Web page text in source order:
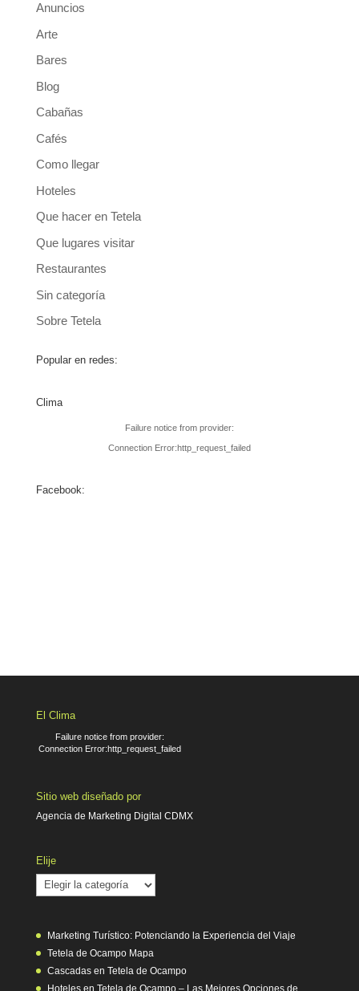
Anuncios
Arte
Bares
Blog
Cabañas
Cafés
Como llegar
Hoteles
Que hacer en Tetela
Que lugares visitar
Restaurantes
Sin categoría
Sobre Tetela
Popular en redes:
Clima
Failure notice from provider:
Connection Error:http_request_failed
Facebook:
El Clima
Failure notice from provider:
Connection Error:http_request_failed
Sitio web diseñado por
Agencia de Marketing Digital CDMX
Elije
Elije
Marketing Turístico: Potenciando la Experiencia del Viaje
Tetela de Ocampo Mapa
Cascadas en Tetela de Ocampo
Hoteles en Tetela de Ocampo – Las Mejores Opciones de